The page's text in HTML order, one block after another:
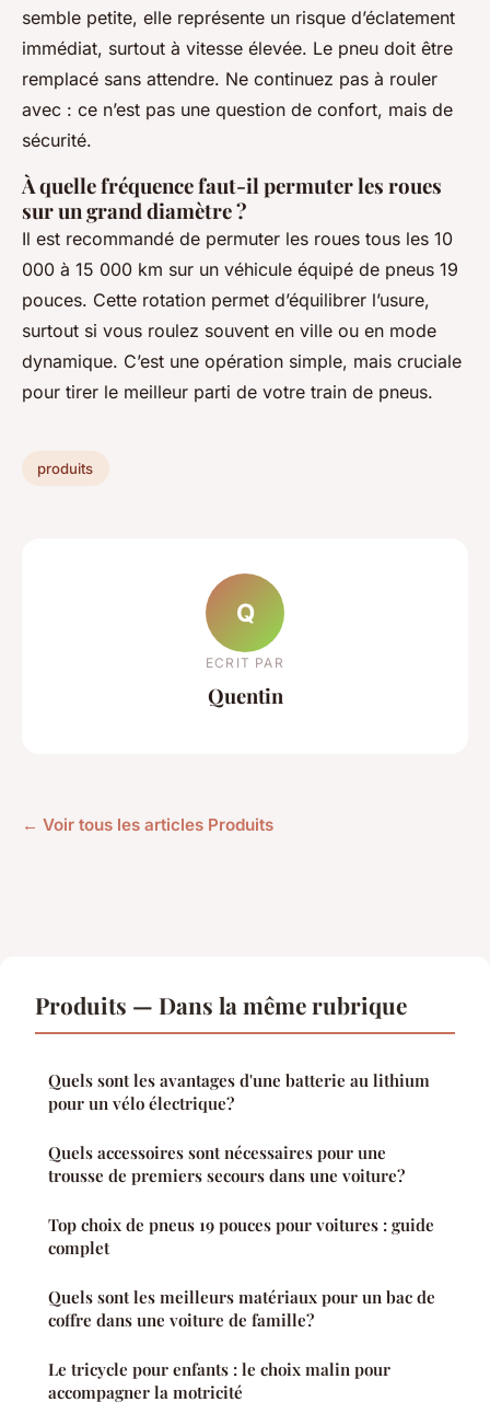
semble petite, elle représente un risque d’éclatement
immédiat, surtout à vitesse élevée. Le pneu doit être
remplacé sans attendre. Ne continuez pas à rouler
avec : ce n’est pas une question de confort, mais de
sécurité.
À quelle fréquence faut-il permuter les roues
sur un grand diamètre ?
Il est recommandé de permuter les roues tous les 10
000 à 15 000 km sur un véhicule équipé de pneus 19
pouces. Cette rotation permet d’équilibrer l’usure,
surtout si vous roulez souvent en ville ou en mode
dynamique. C’est une opération simple, mais cruciale
pour tirer le meilleur parti de votre train de pneus.
produits
Q
ECRIT PAR
Quentin
← Voir tous les articles Produits
Produits — Dans la même rubrique
Quels sont les avantages d'une batterie au lithium
pour un vélo électrique?
Quels accessoires sont nécessaires pour une
trousse de premiers secours dans une voiture?
Top choix de pneus 19 pouces pour voitures : guide
complet
Quels sont les meilleurs matériaux pour un bac de
coffre dans une voiture de famille?
Le tricycle pour enfants : le choix malin pour
accompagner la motricité